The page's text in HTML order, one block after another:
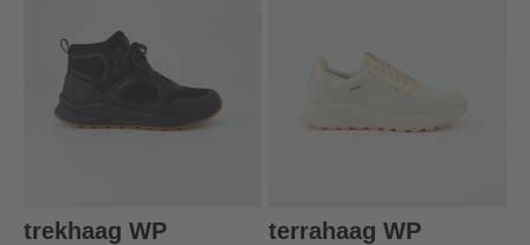
trekhaag WP terrahaag WP